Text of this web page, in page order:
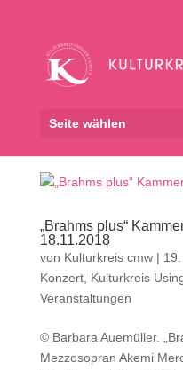
Seite wählen
„Brahms plus“
18.11.2018
von Kulturkreis cmw|
Konzert, Kulturkreis
Veranstaltungen
© Barbara Auemüller.
Mezzosopran Akemi